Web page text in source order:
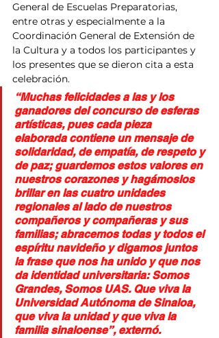
General de Escuelas Preparatorias,
entre otras y especialmente a la
Coordinación General de Extensión de
la Cultura y a todos los participantes y
los presentes que se dieron cita a esta
celebración.
“Muchas felicidades a las y los
ganadores del concurso de esferas
artísticas, pues cada pieza
elaborada contiene un mensaje de
solidaridad, de empatía, de respeto y
de paz; guardemos estos valores en
nuestros corazones y hagámoslos
brillar en las cuatro unidades
regionales al lado de nuestros
compañeros y compañeras y sus
familias; abracemos todas y todos el
espíritu navideño y digamos juntos
la frase que nos ha unido y que nos
da identidad universitaria: Somos
Grandes, Somos UAS. Que viva la
Universidad Autónoma de Sinaloa,
que viva la unidad y que viva la
familia sinaloense”, externó.